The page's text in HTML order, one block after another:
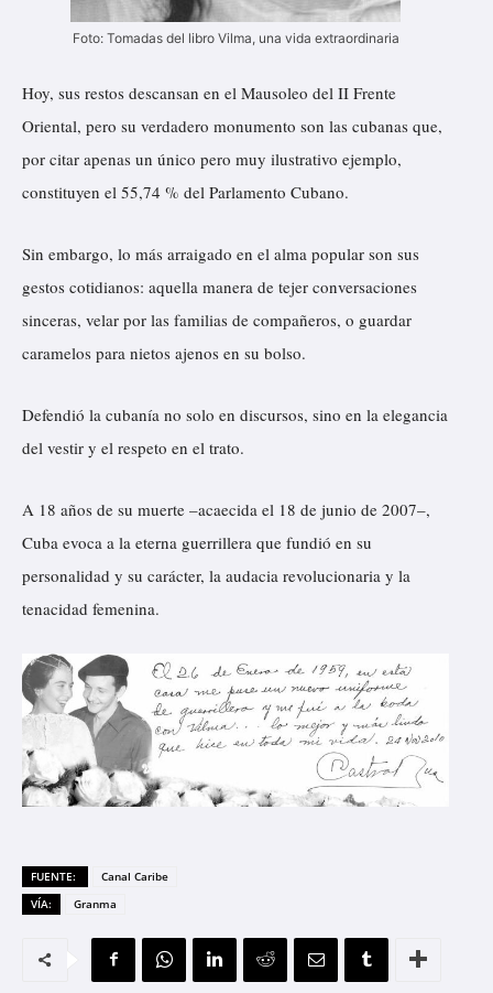
Foto: Tomadas del libro Vilma, una vida extraordinaria
Hoy, sus restos descansan en el Mausoleo del II Frente
Oriental, pero su verdadero monumento son las cubanas que,
por citar apenas un único pero muy ilustrativo ejemplo,
constituyen el 55,74 % del Parlamento Cubano.
Sin embargo, lo más arraigado en el alma popular son sus
gestos cotidianos: aquella manera de tejer conversaciones
sinceras, velar por las familias de compañeros, o guardar
caramelos para nietos ajenos en su bolso.
Defendió la cubanía no solo en discursos, sino en la elegancia
del vestir y el respeto en el trato.
A 18 años de su muerte –acaecida el 18 de junio de 2007–,
Cuba evoca a la eterna guerrillera que fundió en su
personalidad y su carácter, la audacia revolucionaria y la
tenacidad femenina.
FUENTE:
Canal Caribe
VÍA:
Granma